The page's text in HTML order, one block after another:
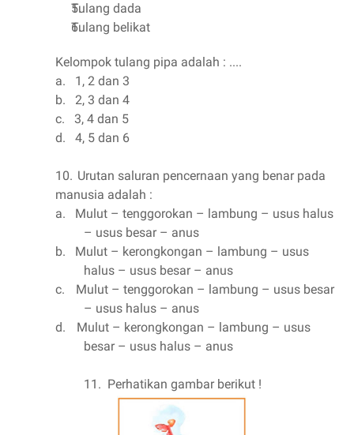
Tulang dada
Tulang belikat
Kelompok tulang pipa adalah : ....
a.
1, 2 dan 3
b.
2, 3 dan 4
c.
3, 4 dan 5
d.
4, 5 dan 6
10. Urutan saluran pencernaan yang benar pada
manusia adalah :
a.
Mulut – tenggorokan – lambung – usus halus
– usus besar – anus
b.
Mulut – kerongkongan – lambung – usus
halus – usus besar – anus
c.
Mulut – tenggorokan – lambung – usus besar
– usus halus – anus
d.
Mulut – kerongkongan – lambung – usus
besar – usus halus – anus
11. Perhatikan gambar berikut !